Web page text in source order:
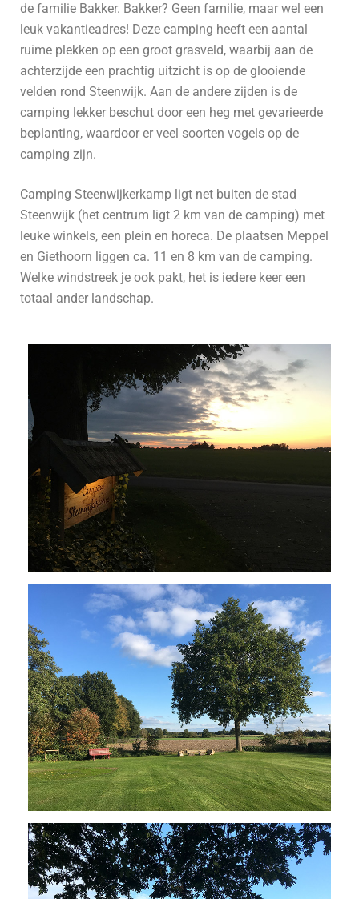
de familie Bakker. Bakker? Geen familie, maar wel een
leuk vakantieadres! Deze camping heeft een aantal
ruime plekken op een groot grasveld, waarbij aan de
achterzijde een prachtig uitzicht is op de glooiende
velden rond Steenwijk. Aan de andere zijden is de
camping lekker beschut door een heg met gevarieerde
beplanting, waardoor er veel soorten vogels op de
camping zijn.
Camping Steenwijkerkamp ligt net buiten de stad
Steenwijk (het centrum ligt 2 km van de camping) met
leuke winkels, een plein en horeca. De plaatsen Meppel
en Giethoorn liggen ca. 11 en 8 km van de camping.
Welke windstreek je ook pakt, het is iedere keer een
totaal ander landschap.